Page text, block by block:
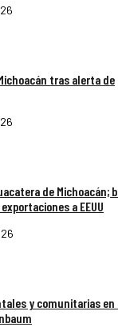
tras alerta de
de Michoacán;
a EEUU
y comunitarias en